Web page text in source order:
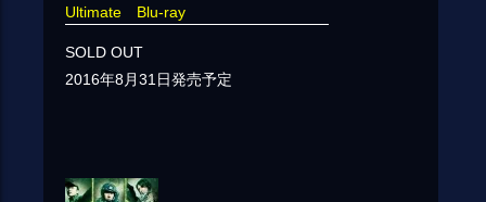
Ultimate Blu-ray
SOLD OUT
2016年8月31日発売予定